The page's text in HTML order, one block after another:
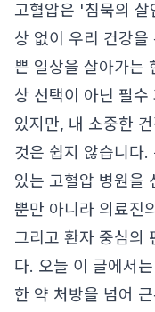
고혈압은 '침묵의
상 없이 우리 건강
쁜 일상을 살아가는
상 선택이 아닌 필수
있지만, 내 소중한
것은 쉽지 않습니다
있는 고혈압 병원을
뿐만 아니라 의료진
그리고 환자 중심의
다. 오늘 이 글에서는
한 약 처방을 넘어